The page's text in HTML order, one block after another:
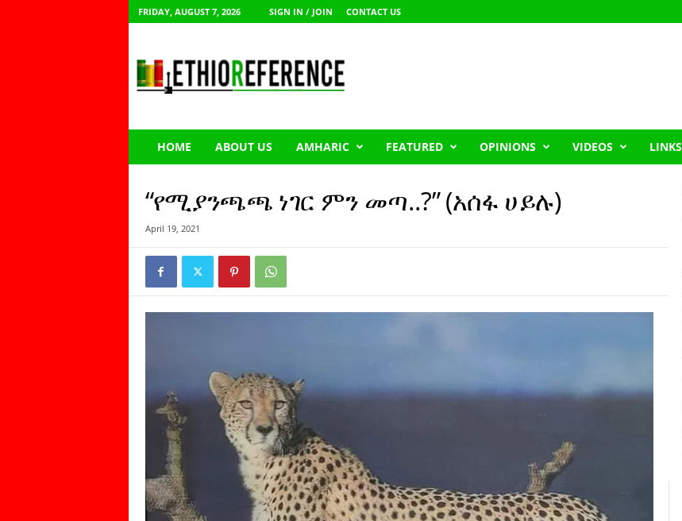
FRIDAY, AUGUST 7, 2026 SIGN IN / JOIN CONTACT US
h
HOME ABOUT US AMHARIC FEATURED OPINIONS VIDEOS LINKS
“የሚያንጫጫ ነገር ምን መጣ..?” (አሰፋ ሀይሉ)
April 19, 2021